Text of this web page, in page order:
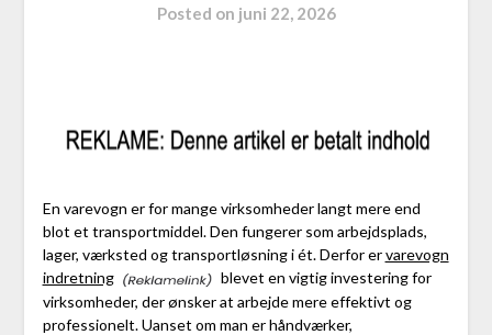
Posted on juni 22, 2026
En varevogn er for mange virksomheder langt mere end
blot et transportmiddel. Den fungerer som arbejdsplads,
lager, værksted og transportløsning i ét. Derfor ervarevogn
indretning
blevet en vigtig investering for
virksomheder, der ønsker at arbejde mere effektivt og
professionelt. Uanset om man er håndværker,